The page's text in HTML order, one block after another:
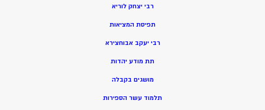
רבי יצחק לוריא
תפיסת המציאות
רבי יעקב אבוחצירא
תת מודע יהדות
מושגים בקבלה
תלמוד עשר הספירות